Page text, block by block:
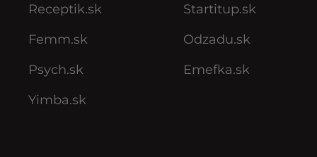
Receptik.sk
Femm.sk
Psych.sk
Yimba.sk
Startitup.sk
Odzadu.sk
Emefka.sk